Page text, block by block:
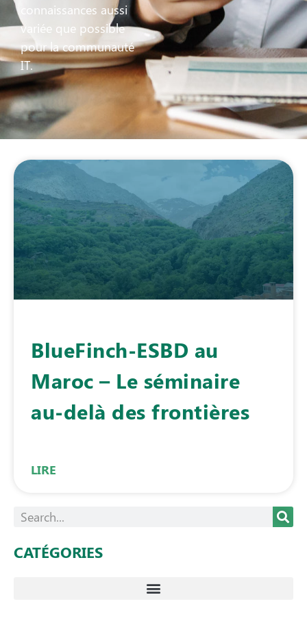
connaissances aussi
variée que possible
pour la communauté
IT.
BlueFinch-ESBD au
Maroc – Le séminaire
au-delà des frontières
LIRE
CATÉGORIES